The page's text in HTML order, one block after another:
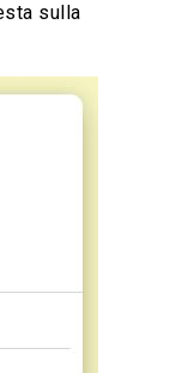
sulla